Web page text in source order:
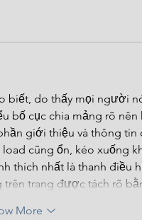
biết, do thấy mọi người
bố cục chia mảng rõ
giới thiệu và thông tin
cũng ổn, kéo xuống
thích nhất là thanh điều
trên trang được tách rõ
More